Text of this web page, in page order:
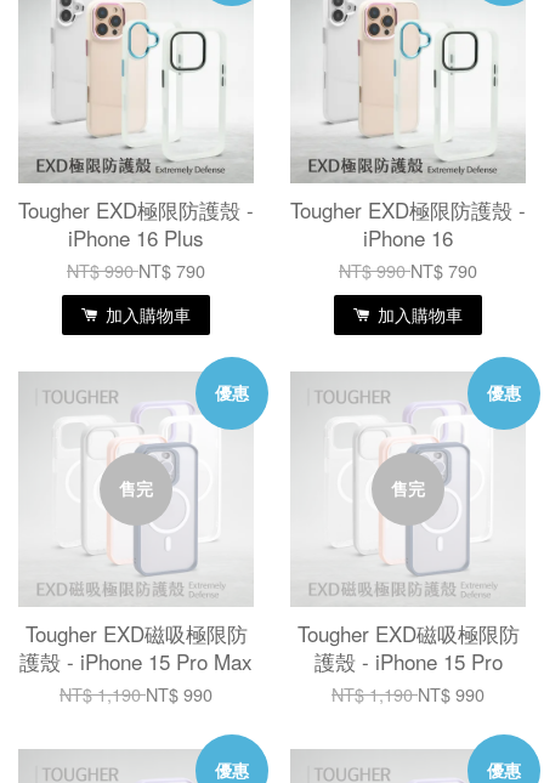
Tougher EXD極限防護殼 -
iPhone 16 Plus
NT$ 990NT$ 790
加入購物車
Tougher EXD極限防護殼 -
iPhone 16
NT$ 990NT$ 790
加入購物車
優惠
售完
Tougher EXD磁吸極限防
護殼 - iPhone 15 Pro Max
NT$ 1,190NT$ 990
優惠
售完
Tougher EXD磁吸極限防
護殼 - iPhone 15 Pro
NT$ 1,190NT$ 990
優惠 優惠